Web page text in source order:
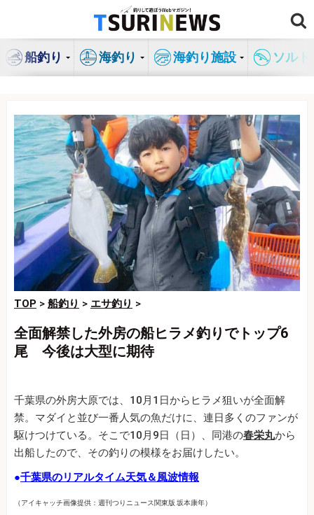
ン
船釣り 海釣り 海釣り施設 ソル
TOP > 船釣り > エサ釣り >
全面解禁した外房の船ヒラメ釣りでトップ6
尾 今後は大型に期待
千葉県の外房大原では、10月1日からヒラメ狙いが全面解
禁。マダイと並び一番人気の魚だけに、連日多くのファンが
駆けつけている。そこで10月9日（日）、同港の春栄丸から
出船したので、その釣りの模様をお届けしたい。
●千葉県のリアルタイム天気＆風波情報
（アイキャッチ画像提供：週刊つりニュース関東版 坂本康年）